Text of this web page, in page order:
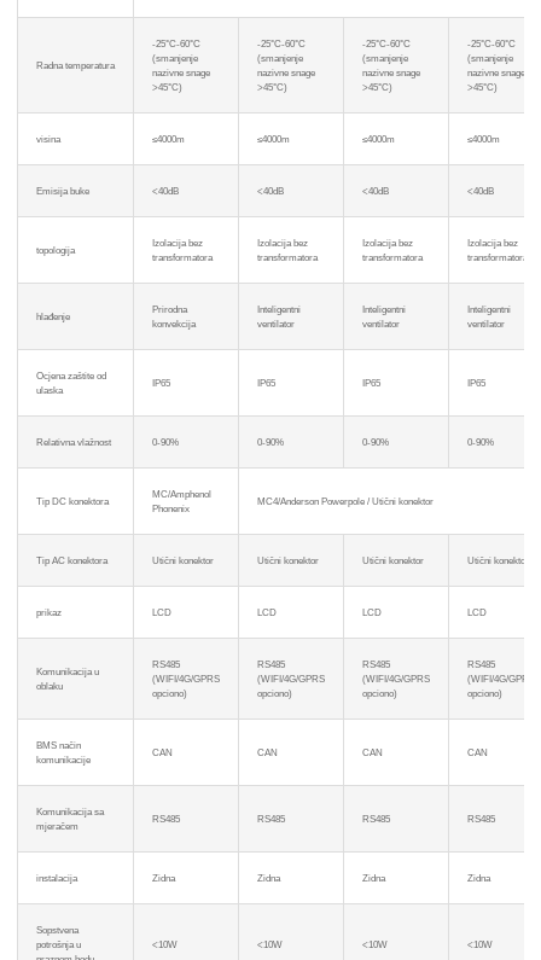
Radna temperatura
-25°C-60°C
(smanjenje
nazivne snage
>45°C)
-25°C-60°C
(smanjenje
nazivne snage
>45°C)
-25°C-60°C
(smanjenje
nazivne snage
>45°C)
-25°C-60°C
(smanjenje
nazivne snage
>45°C)
visina ≤4000m ≤4000m ≤4000m ≤4000m
Emisija buke <40dB <40dB <40dB <40dB
topologija
Izolacija bez
transformatora
Izolacija bez
transformatora
Izolacija bez
transformatora
Izolacija bez
transformatora
hlađenje
Prirodna
konvekcija
Inteligentni
ventilator
Inteligentni
ventilator
Inteligentni
ventilator
Ocjena zaštite od
ulaska
IP65 IP65 IP65 IP65
Relativna vlažnost 0-90% 0-90% 0-90% 0-90%
Tip DC konektora
MC/Amphenol
Phonenix
MC4/Anderson Powerpole / Utični konektor
Tip AC konektora Utični konektor Utični konektor Utični konektor Utični konektor
prikaz LCD LCD LCD LCD
Komunikacija u
oblaku
RS485
(WIFI/4G/GPRS
opciono)
RS485
(WIFI/4G/GPRS
opciono)
RS485
(WIFI/4G/GPRS
opciono)
RS485
(WIFI/4G/GPRS
opciono)
BMS način
komunikacije
CAN CAN CAN CAN
Komunikacija sa
mjeračem
RS485 RS485 RS485 RS485
instalacija Zidna Zidna Zidna Zidna
Sopstvena
potrošnja u
<10W <10W <10W <10W